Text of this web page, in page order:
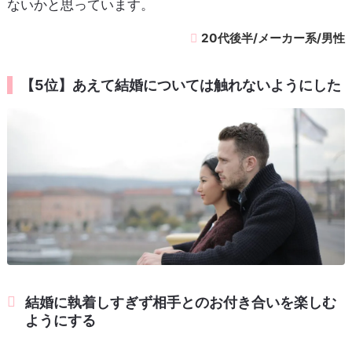
ないかと思っています。
20代後半/メーカー系/男性
【5位】あえて結婚については触れないようにした
結婚に執着しすぎず相手とのお付き合いを楽しむ
ようにする